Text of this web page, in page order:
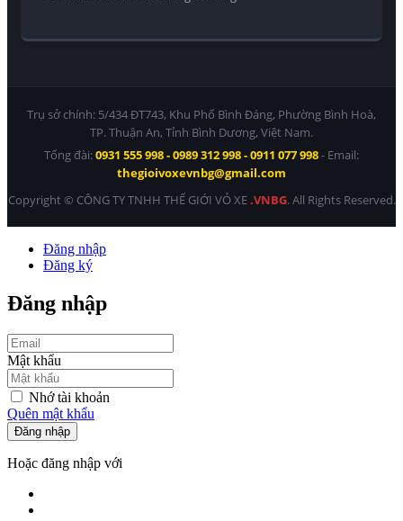
Trụ sở chính: 5/434 ĐT743, Khu Phố Bình Đáng, Phường Bình Hoà,
TP. Thuận An, Tỉnh Bình Dương, Việt Nam.
Tổng đài:0931 555 998 - 0989 312 998 - 0911 077 998- Email:
thegioivoxevnbg@gmail.com
Copyright © CÔNG TY TNHH THẾ GIỚI VỎ XE.VNBG. All Rights Reserved.
Đăng nhập
Đăng ký
Đăng nhập
Mật khẩu
Nhớ tài khoản
Quên mật khẩu
Đăng nhập
Hoặc đăng nhập với